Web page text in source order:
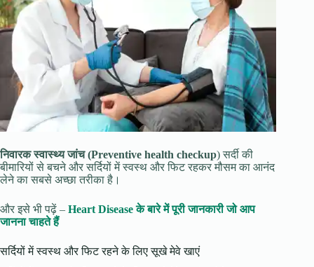
निवारक स्वास्थ्य जांच (Preventive health checkup) सर्दी की
बीमारियों से बचने और सर्दियों में स्वस्थ और फिट रहकर मौसम का आनंद
लेने का सबसे अच्छा तरीका है।
और इसे भी पढ़ें – Heart Disease के बारे में पूरी जानकारी जो आप
जानना चाहते हैं
सर्दियों में स्वस्थ और फिट रहने के लिए सूखे मेवे खाएं